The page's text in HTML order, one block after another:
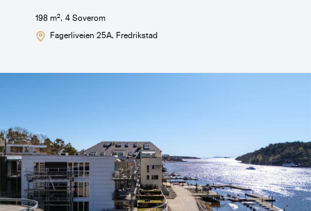
198 m2, 4Soverom
Fagerliveien 25A, Fredrikstad